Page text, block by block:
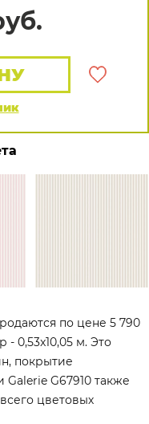
по цене 5 790
- 0,53x10,05 м. Это
покрытие
G67910 также
цветовых